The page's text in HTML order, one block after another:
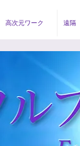
高次元ワーク 遠隔